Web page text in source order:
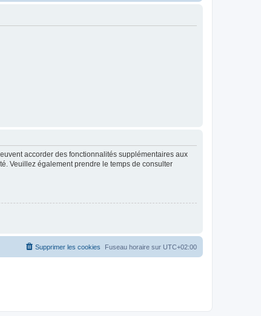
accorder des fonctionnalités supplémentaires aux
Veuillez également prendre le temps de consulter
Fuseau horaire sur UTC+02:00
Supprimer les cookies